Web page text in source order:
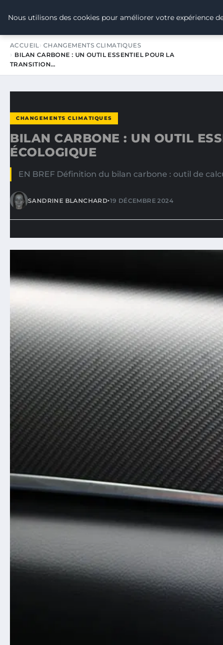
TOUR DE FRANCE POUR LE
ACCUEIL CHANGEMENTS CLIMATIQUES
BILAN CARBONE : UN OUTIL ESSENTIEL POUR LA
TRANSITION…
CHANGEMENTS CLIMATIQUES
BILAN CARBONE : UN OUTIL
ÉCOLOGIQUE
EN BREF Définition du bilan carbone : outil de
SANDRINE BLANCHARD•19 DÉCEMBRE 2024
Nous utilisons des cookies pour améliorer votre expérience